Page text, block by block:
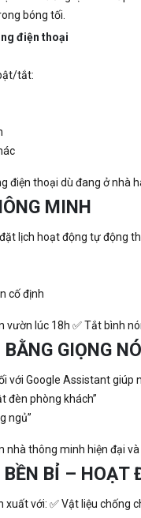
bóng tối.
điện thoại
tắt:
điện thoại dù đang ở nhà
MINH
lịch hoạt động tự động
cố định
vườn lúc 18h ✅ Tắt bình
GIỌNG
với Google Assistant giúp
đèn phòng khách”
ngủ”
nhà thông minh hiện đại và
BỈ – HOẠT
xuất với: ✅ Vật liệu chống